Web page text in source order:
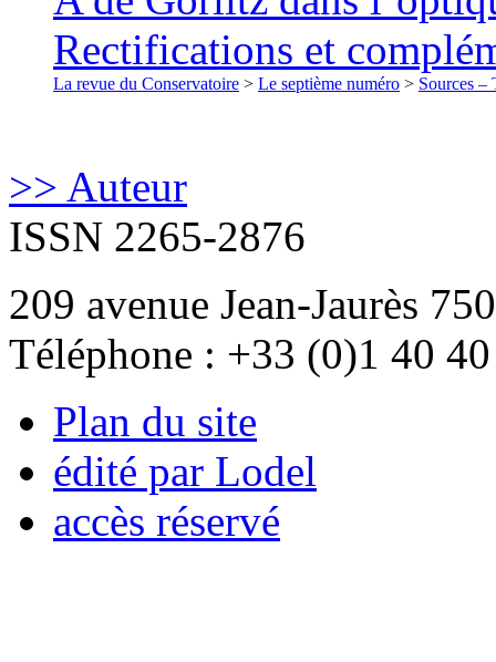
Rectifications et
La revue du Conservatoire > Le septième numéro > Sources –
>> Auteur
ISSN 2265-2876
209 avenue Jean-Jaurès
Téléphone : +33 (0)1 40
Plan du site
édité par Lodel
accès réservé